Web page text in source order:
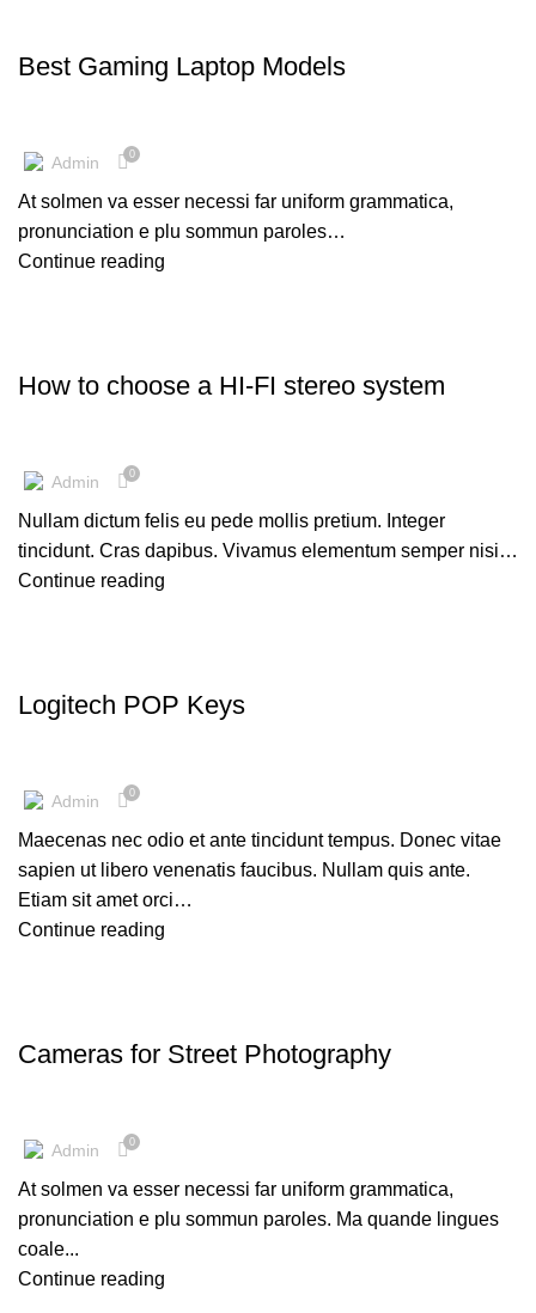
Best Gaming Laptop Models
Admin 0
At solmen va esser necessi far uniform grammatica,
pronunciation e plu sommun paroles…
Continue reading
How to choose a HI-FI stereo system
Admin 0
Nullam dictum felis eu pede mollis pretium. Integer
tincidunt. Cras dapibus. Vivamus elementum semper nisi…
Continue reading
Logitech POP Keys
Admin 0
Maecenas nec odio et ante tincidunt tempus. Donec vitae
sapien ut libero venenatis faucibus. Nullam quis ante.
Etiam sit amet orci…
Continue reading
Cameras for Street Photography
Admin 0
At solmen va esser necessi far uniform grammatica,
pronunciation e plu sommun paroles. Ma quande lingues
coale...
Continue reading